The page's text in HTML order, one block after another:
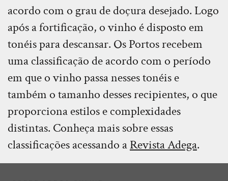
acordo com o grau de doçura desejado. Logo
após a fortificação, o vinho é disposto em
tonéis para descansar. Os Portos recebem
uma classificação de acordo com o período
em que o vinho passa nesses tonéis e
também o tamanho desses recipientes, o que
proporciona estilos e complexidades
distintas. Conheça mais sobre essas
classificações acessando aRevista Adega.